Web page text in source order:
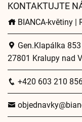
KONTAKTUJTE
BIANCA-květiny |
Gen.Klapálka 853
27801 Kralupy nad
+420 603 210